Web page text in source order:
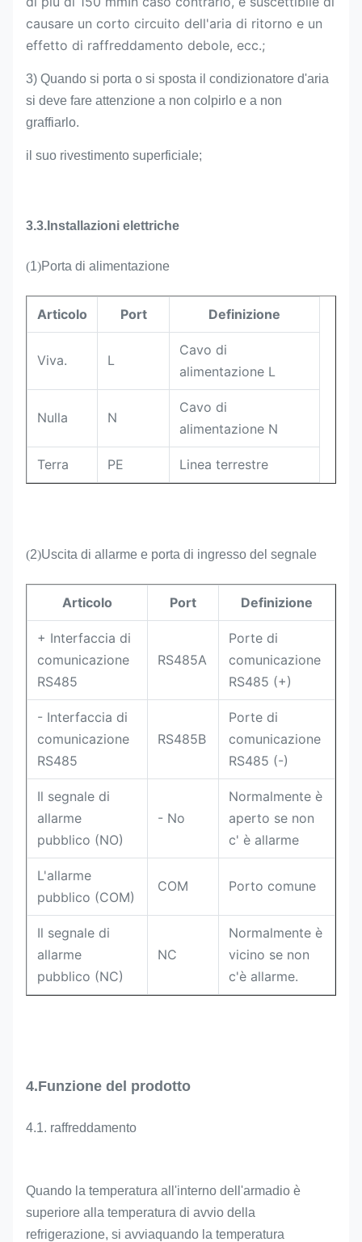
causare un corto circuito dell'aria di ritorno e un
effetto di raffreddamento debole, ecc.;
3) Quando si porta o si sposta il condizionatore d'aria
si deve fare attenzione a non colpirlo e a non
graffiarlo.
il suo rivestimento superficiale;
3.3. Installazioni elettriche
(1)Porta di alimentazione
Articolo Port Definizione
Viva. L
Cavo di
alimentazione L
Nulla N
Cavo di
alimentazione N
Terra PE Linea terrestre
(2)Uscita di allarme e porta di ingresso del segnale
Articolo Port Definizione
+ Interfaccia di
comunicazione
RS485
RS485A
Porte di
comunicazione
RS485 (+)
- Interfaccia di
comunicazione
RS485
RS485B
Porte di
comunicazione
RS485 (-)
Il segnale di
allarme
pubblico (NO)
- No
Normalmente è
aperto se non
c' è allarme
L'allarme
pubblico (COM)
COM Porto comune
Il segnale di
allarme
pubblico (NC)
NC
Normalmente è
vicino se non
c'è allarme.
4.Funzione del prodotto
4.1. raffreddamento
Quando la temperatura all'interno dell'armadio è
superiore alla temperatura di avvio della
refrigerazione, si avviaquando la temperatura